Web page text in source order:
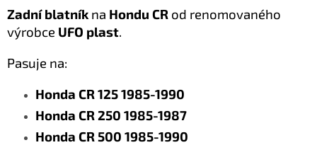
Zadní blatník na Hondu CR od renomovaného
výrobce UFO plast.
Pasuje na:
Honda CR 125 1985-1990
Honda CR 250 1985-1987
Honda CR 500 1985-1990